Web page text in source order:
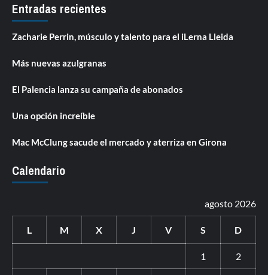
Entradas recientes
Zacharie Perrin, músculo y talento para el iLerna Lleida
Más nuevas azulgranas
El Palencia lanza su campaña de abonados
Una opción increíble
Mac McClung sacude el mercado y aterriza en Girona
Calendario
agosto 2026
L M X J V S D
1 2